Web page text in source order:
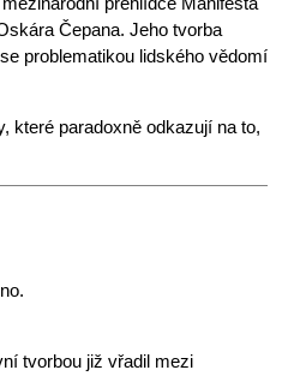
Čepana. Jeho tvorba
problematikou lidského vědomí
které paradoxně odkazují na to,
tvorbou již vřadil mezi